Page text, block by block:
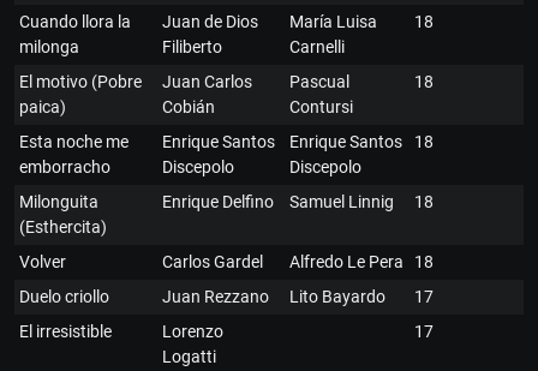
Cuando llora la
milonga
Juan de Dios
Filiberto
María Luisa
Carnelli
18
El motivo (Pobre
paica)
Juan Carlos
Cobián
Pascual
Contursi
18
Esta noche me
emborracho
Enrique Santos
Discepolo
Enrique Santos
Discepolo
18
Milonguita
(Esthercita)
Enrique Delfino Samuel Linnig 18
Volver Carlos Gardel Alfredo Le Pera
18
Duelo criollo
Juan Rezzano Lito Bayardo
17
El irresistible
Lorenzo
Logatti
17